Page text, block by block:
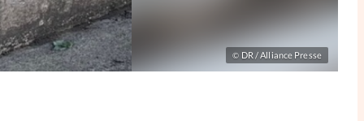
© DR / Alliance Presse